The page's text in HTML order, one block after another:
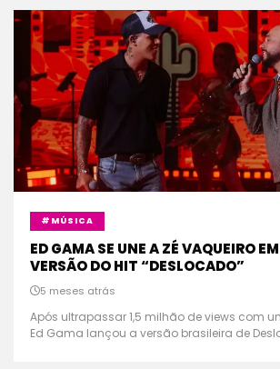
#MÚSICA
ED GAMA SE UNE A ZÉ VAQUEIRO
VERSÃO DO HIT “DESLOCADO”
5 meses atrás
Após ultrapassar 1,5 milhão de views com
Ed Gama lançou a versão brasileira de